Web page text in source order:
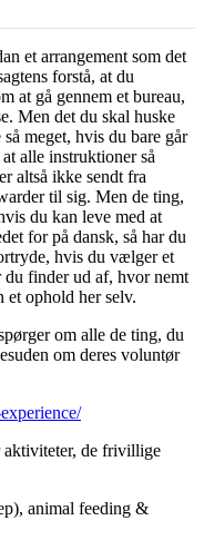
et arrangement som det
forstå, at du
at gå gennem et bureau,
Men det du skal huske
meget, hvis du bare går
alle instruktioner så
altså ikke sendt fra
til sig. Men de ting,
du kan leve med at
for på dansk, så har du
hvis du vælger et
finder ud af, hvor nemt
et ophold her selv.
om alle de ting, du
om deres voluntør
aktiviteter, de frivillige
animal feeding &